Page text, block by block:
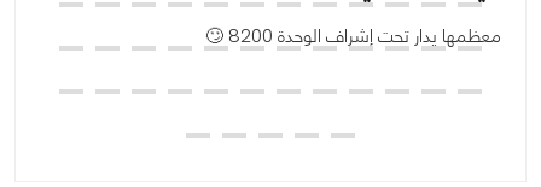
معظمها يدار تحت إشراف الوحدة 8200 🙄